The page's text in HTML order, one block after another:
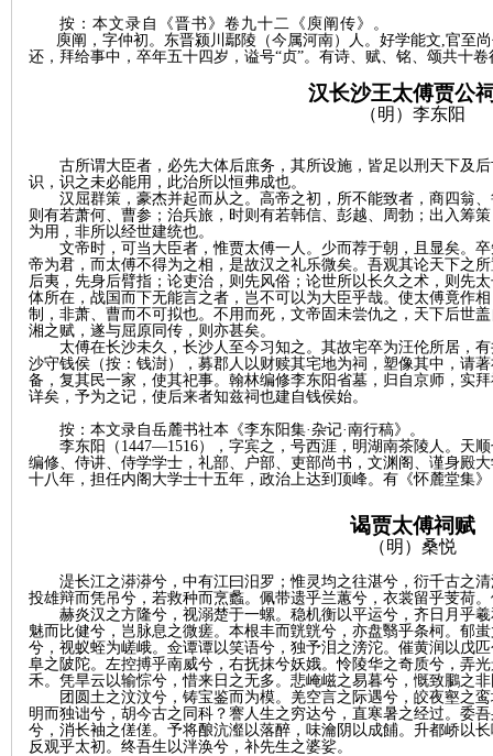
按：本文录自《晋书》卷九十二《庾阐传》。
庾阐，字仲初。东晋颍川鄢陵（今属河南）人。好学能文,官至
还，拜给事中，卒年五十四岁，谥号“贞”。有诗、赋、铭、颂共十卷
汉长沙王太傅贾公
（明）李东阳
古所谓大臣者，必先大体后庶务，其所设施，皆足以刑天下及
识，识之未必能用，此治所以恒弗成也。
汉屈群策，豪杰并起而从之。高帝之初，所不能致者，商四翁
则有若萧何、曹参；治兵旅，时则有若韩信、彭越、周勃；出入筹
为用，非所以经世建统也。
文帝时，可当大臣者，惟贾太傅一人。少而荐于朝，且显矣。
帝为君，而太傅不得为之相，是故汉之礼乐微矣。吾观其论天下之
后夷，先身后臂指；论吏治，则先风俗；论世所以长久之术，则先
体所在，战国而下无能言之者，岂不可以为大臣乎哉。使太傅竟作
制，非萧、曹而不可拟也。不用而死，文帝固未尝仇之，天下后世
湘之赋，遂与屈原同传，则亦甚矣。
太傅在长沙未久，长沙人至今习知之。其故宅卒为汪伦所居，
沙守钱侯 （按：钱澍）
，募郡人以财赎其宅地为祠，塑像其中，请
备，复其民一家，使其祀事。翰林编修李东阳省墓，归自京师，实
详矣，予为之记，使后来者知兹祠也建自钱侯始。
按：本文录自岳麓书社本《李东阳集·杂记·南行稿》。
李东阳（ 1447—1516），字宾之，号西涯，明湖南茶陵人。天顺
编修、侍讲、侍学学士，礼部、户部、吏部尚书，文渊阁、谨身殿
十八年，担任内阁大学士十五年，政治上达到顶峰。有《怀麓堂集
谒贾太傅祠赋
（明）桑悦
湜长江之漭漭兮，中有江曰汨罗；惟灵均之往湛兮，衍千古之
投雄辩而凭吊兮，若救种而烹蠡。佩带遗乎兰蕙兮，衣裳留乎芰荷
赫炎汉之方隆兮，视溺楚于一螺。稳机衡以平运兮，齐日月乎
魅而比健兮，岂脉息之微瘥。本根丰而皝皝兮，亦盘翳乎条柯。郁
兮，视蚁蛭为嵯峨。佥谭谭以笑语兮，独予泪之滂沱。催黄润以戊
阜之陂陀。左控搏乎南威兮，右抚抹兮妖娥。怜陵华之奇质兮，弄
禾。凭旱云以输悰兮，惜来日之无多。悲崦嵫之易暮兮，慨致鵩之
团圆土之汶汶兮，铸宝鉴而为模。羌空言之际遇兮，皎夜壑之
明而独诎兮，胡今古之同科？謇人生之穷达兮，直寒暑之经过。委
兮，消长袖之傞傞。予将酿沆瀣以落醉，味瀹阴以成餔。升都峤以
反观乎太初。终吾生以泮涣兮，补先生之婆娑。